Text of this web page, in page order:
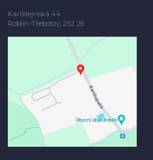
Karlštejnská 44
Roblín-Třebotov, 252 26